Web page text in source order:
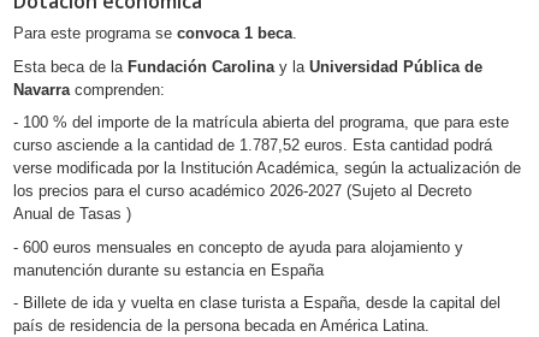
Para este programa se convoca 1 beca.
Esta beca de la Fundación Carolina y la Universidad Pública de
Navarra comprenden:
- 100 % del importe de la matrícula abierta del programa, que para este
curso asciende a la cantidad de 1.787,52 euros. Esta cantidad podrá
verse modificada por la Institución Académica, según la actualización de
los precios para el curso académico 2026-2027 (Sujeto al Decreto
Anual de Tasas )
- 600 euros mensuales en concepto de ayuda para alojamiento y
manutención durante su estancia en España
- Billete de ida y vuelta en clase turista a España, desde la capital del
país de residencia de la persona becada en América Latina.